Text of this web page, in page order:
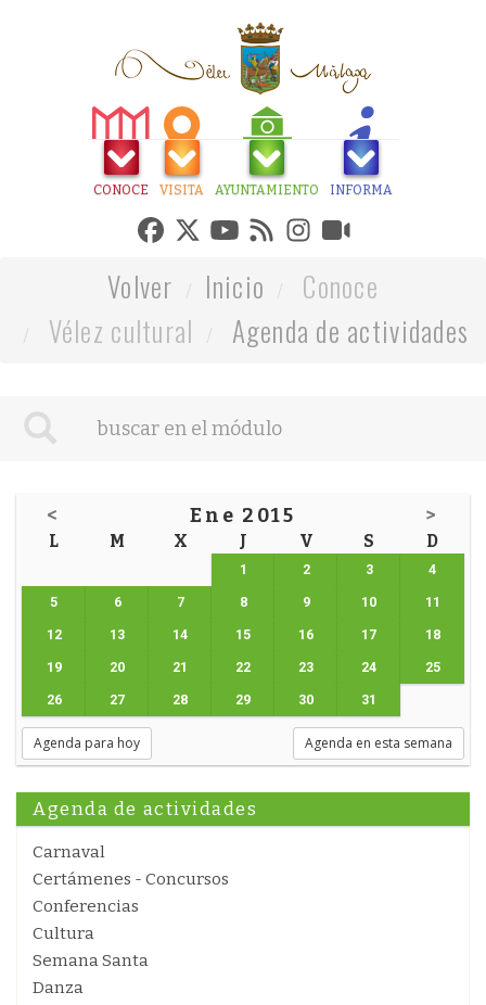
CONOCE VISITA AYUNTAMIENTO INFORMA
Volver Inicio
Conoce
Vélez cultural
Agenda de actividades
< Ene 2015 >
L M X J V S D
1 2 3 4
5 6 7 8 9 10 11
12 13 14 15 16 17 18
19 20 21 22 23 24 25
26 27 28 29 30 31
Agenda para hoy Agenda en esta semana
Agenda de actividades
Carnaval
Certámenes - Concursos
Conferencias
Cultura
Semana Santa
Danza